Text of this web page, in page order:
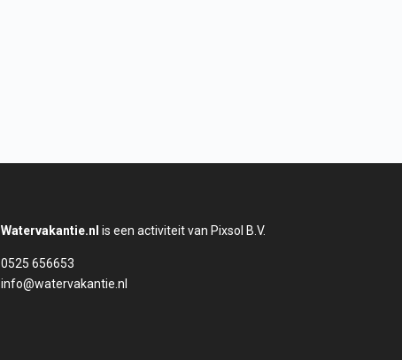
Watervakantie.nl is een activiteit van Pixsol B.V.
0525 656653
info@watervakantie.nl